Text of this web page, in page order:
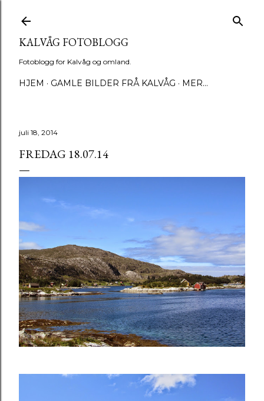
KALVÅG FOTOBLOGG
Fotoblogg for Kalvåg og omland.
HJEM GAMLE BILDER FRÅ KALVÅG MER…
juli 18, 2014
FREDAG 18.07.14